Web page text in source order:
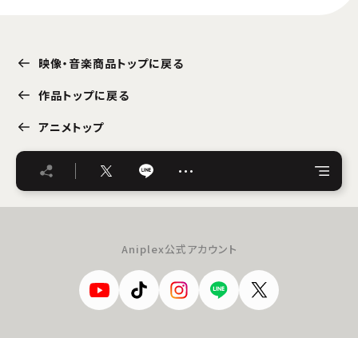
映像・音楽商品トップに戻る
作品トップに戻る
アニメトップ
…
Aniplex公式アカウント